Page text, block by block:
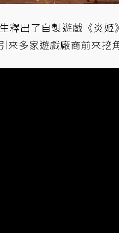
釋出了自製遊戲《炎姬
來多家遊戲廠商前來挖